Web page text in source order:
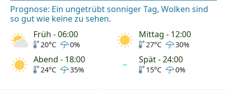
Prognose: Ein ungetrübt sonniger Tag, Wolken sind
so gut wie keine zu sehen.
Früh - 06:00
20°C 0%
Mittag - 12:00
27°C 30%
Abend - 18:00
24°C 35%
Spät - 24:00
15°C 0%